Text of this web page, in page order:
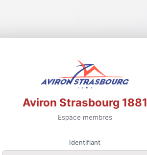
Aviron Strasbourg 1881
Espace membres
Identifiant